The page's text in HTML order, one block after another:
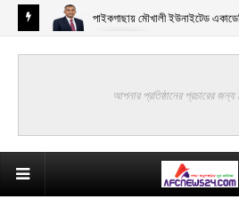
পাইকগাছায় মৌখালী ইউনাইটেড
আপনার প্রতিষ্ঠানের প্রচারের জন্য